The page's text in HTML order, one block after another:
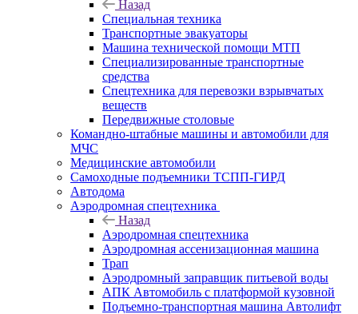
Назад
Специальная техника
Транспортные эвакуаторы
Машина технической помощи МТП
Специализированные транспортные
средства
Спецтехника для перевозки взрывчатых
веществ
Передвижные столовые
Командно-штабные машины и автомобили для
МЧС
Медицинские автомобили
Самоходные подъемники ТСПП-ГИРД
Автодома
Аэродромная спецтехника
Назад
Аэродромная спецтехника
Аэродромная ассенизационная машина
Трап
Аэродромный заправщик питьевой воды
АПК Автомобиль с платформой кузовной
Подъемно-транспортная машина Автолифт